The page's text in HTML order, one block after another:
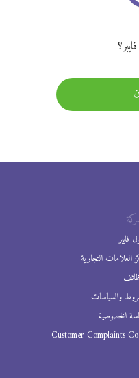
فايبر
العلامات التجارية
والسياسات
الخصوصية
Customer Complaints